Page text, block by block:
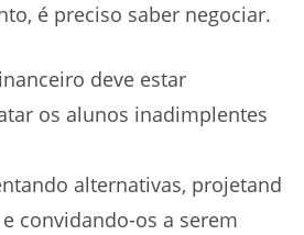
é preciso saber negociar.
deve estar
os alunos inadimplentes
alternativas, projetand
convidando-os a serem